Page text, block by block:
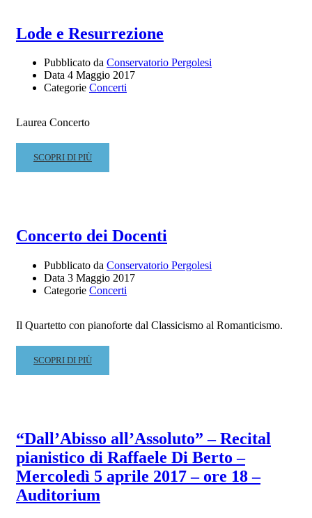
BAMBINI”
GIOVEDÌ
18
MAGGIO
10,15
DI
Lode e Resurrezione
Pubblicato da Conservatorio Pergolesi
Data 4 Maggio 2017
Categorie Concerti
Laurea Concerto
READ
MORE
SCOPRI DI PIÙ
Concerto dei Docenti
Pubblicato da Conservatorio Pergolesi
Data 3 Maggio 2017
Categorie Concerti
Il Quartetto con pianoforte dal Classicismo al Romanticismo.
READ
MORE
SCOPRI DI PIÙ
“Dall’Abisso all’Assoluto” – Recital
pianistico di Raffaele Di Berto –
Mercoledì 5 aprile 2017 – ore 18 –
Auditorium